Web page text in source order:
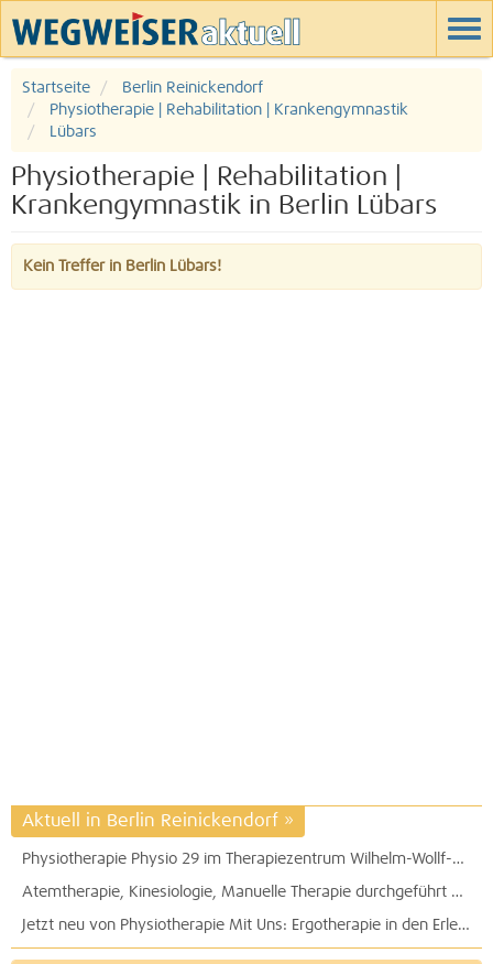
Startseite
Berlin Reinickendorf
Physiotherapie | Rehabilitation | Krankengymnastik
Lübars
Physiotherapie | Rehabilitation |
Krankengymnastik in Berlin Lübars
Kein Treffer in Berlin Lübars!
Aktuell in Berlin Reinickendorf »
Physiotherapie Physio 29 im Therapiezentrum Wilhelm-Wollf-Straße - Gesundheitssport TopFit e.V.
Atemtherapie, Kinesiologie, Manuelle Therapie durchgeführt von der Physiotherapie 5 Elemente Katja Höft
Jetzt neu von Physiotherapie Mit Uns: Ergotherapie in den Erlenhöfen - für Babys, Kinder und Erwachsene.